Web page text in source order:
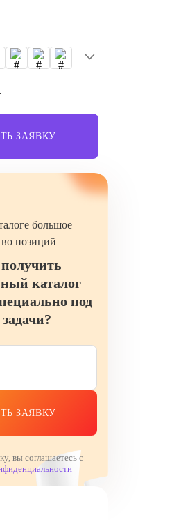
ЗАЯВКУ
большое
позиций
каталог
под
ЗАЯВКУ
вы соглашаетесь с